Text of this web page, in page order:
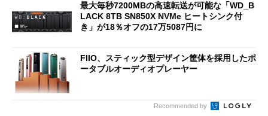
最大毎秒7200MBの高速転送が可能な「WD_B
LACK 8TB SN850X NVMe ヒートシンク付
き」が18％オフの17万5087円に
FIIO、スティック型デザイン筐体を採用したポ
ータブルオーディオプレーヤー
Recommended by